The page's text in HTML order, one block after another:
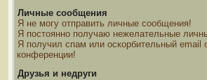
Личные сообщения
Я не могу отправить личные сообщения!
Я постоянно получаю нежелательные
Я получил спам или оскорбительный email
конференции!
Друзья и недруги